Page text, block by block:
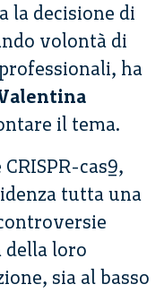
la decisione di
volontà di
ha
il tema.
cas9,
tutta una
della loro
sia al basso